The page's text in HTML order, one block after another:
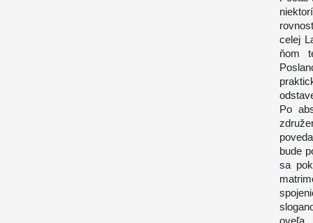
celej
ňom
Po
bude
sa
oveľa